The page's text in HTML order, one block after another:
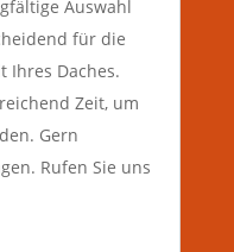
Auswahl
für die
Ihres Daches.
Zeit, um
Gern
Rufen Sie uns